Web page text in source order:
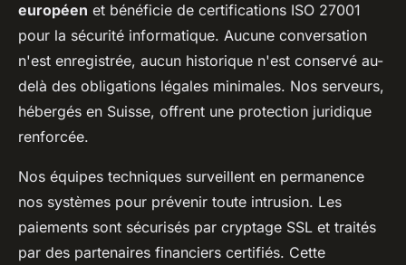
européen et bénéficie de certifications ISO 27001
pour la sécurité informatique. Aucune conversation
n'est enregistrée, aucun historique n'est conservé au-
delà des obligations légales minimales. Nos serveurs,
hébergés en Suisse, offrent une protection juridique
renforcée.
Nos équipes techniques surveillent en permanence
nos systèmes pour prévenir toute intrusion. Les
paiements sont sécurisés par cryptage SSL et traités
par des partenaires financiers certifiés. Cette